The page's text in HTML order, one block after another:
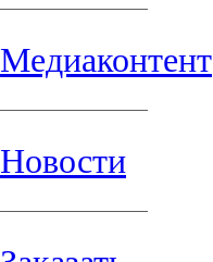
Медиаконтент
Новости